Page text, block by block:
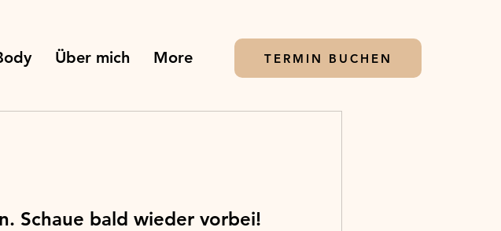
Über mich More TERMIN BUCHEN
Schaue bald wieder vorbei!